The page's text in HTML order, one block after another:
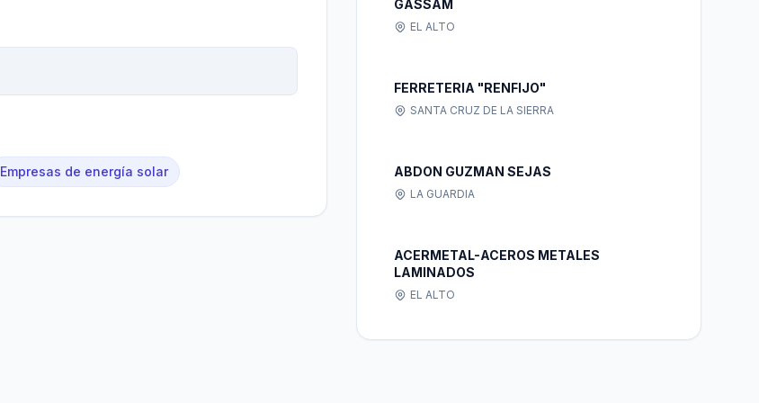
Empresas de energía solar
GASSAM
EL ALTO
FERRETERIA "RENFIJO"
SANTA CRUZ DE LA SIERRA
ABDON GUZMAN SEJAS
LA GUARDIA
ACERMETAL-ACEROS METALES
LAMINADOS
EL ALTO